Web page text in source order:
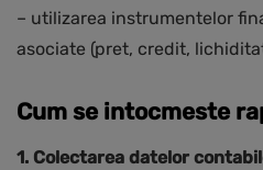
– utilizarea instrumentelor
asociate (pret, credit,
Cum se intocmeste
1. Colectarea datelor